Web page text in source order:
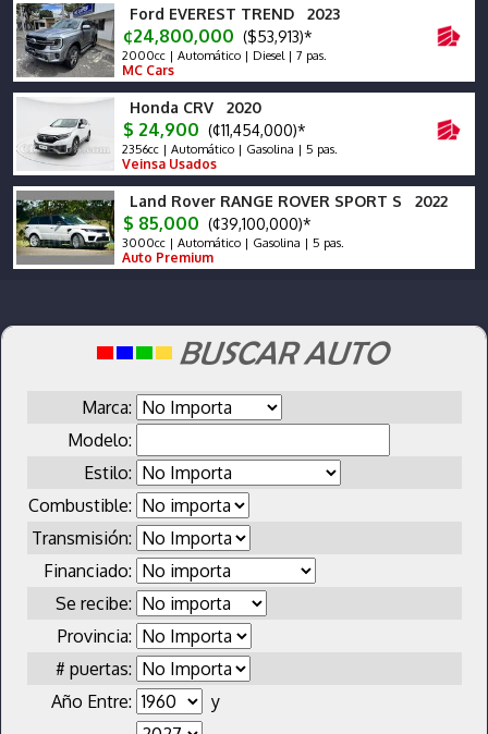
Ford EVEREST TREND 2023
¢24,800,000 ($53,913)*
2000cc | Automático | Diesel | 7 pas.
MC Cars
Honda CRV 2020
$ 24,900 (¢11,454,000)*
2356cc | Automático | Gasolina | 5 pas.
Veinsa Usados
Land Rover RANGE ROVER SPORT S 2022
$ 85,000 (¢39,100,000)*
3000cc | Automático | Gasolina | 5 pas.
Auto Premium
Marca:
Modelo:
Estilo:
Combustible:
Transmisión:
Financiado:
Se recibe:
Provincia:
# puertas:
Año Entre:
y